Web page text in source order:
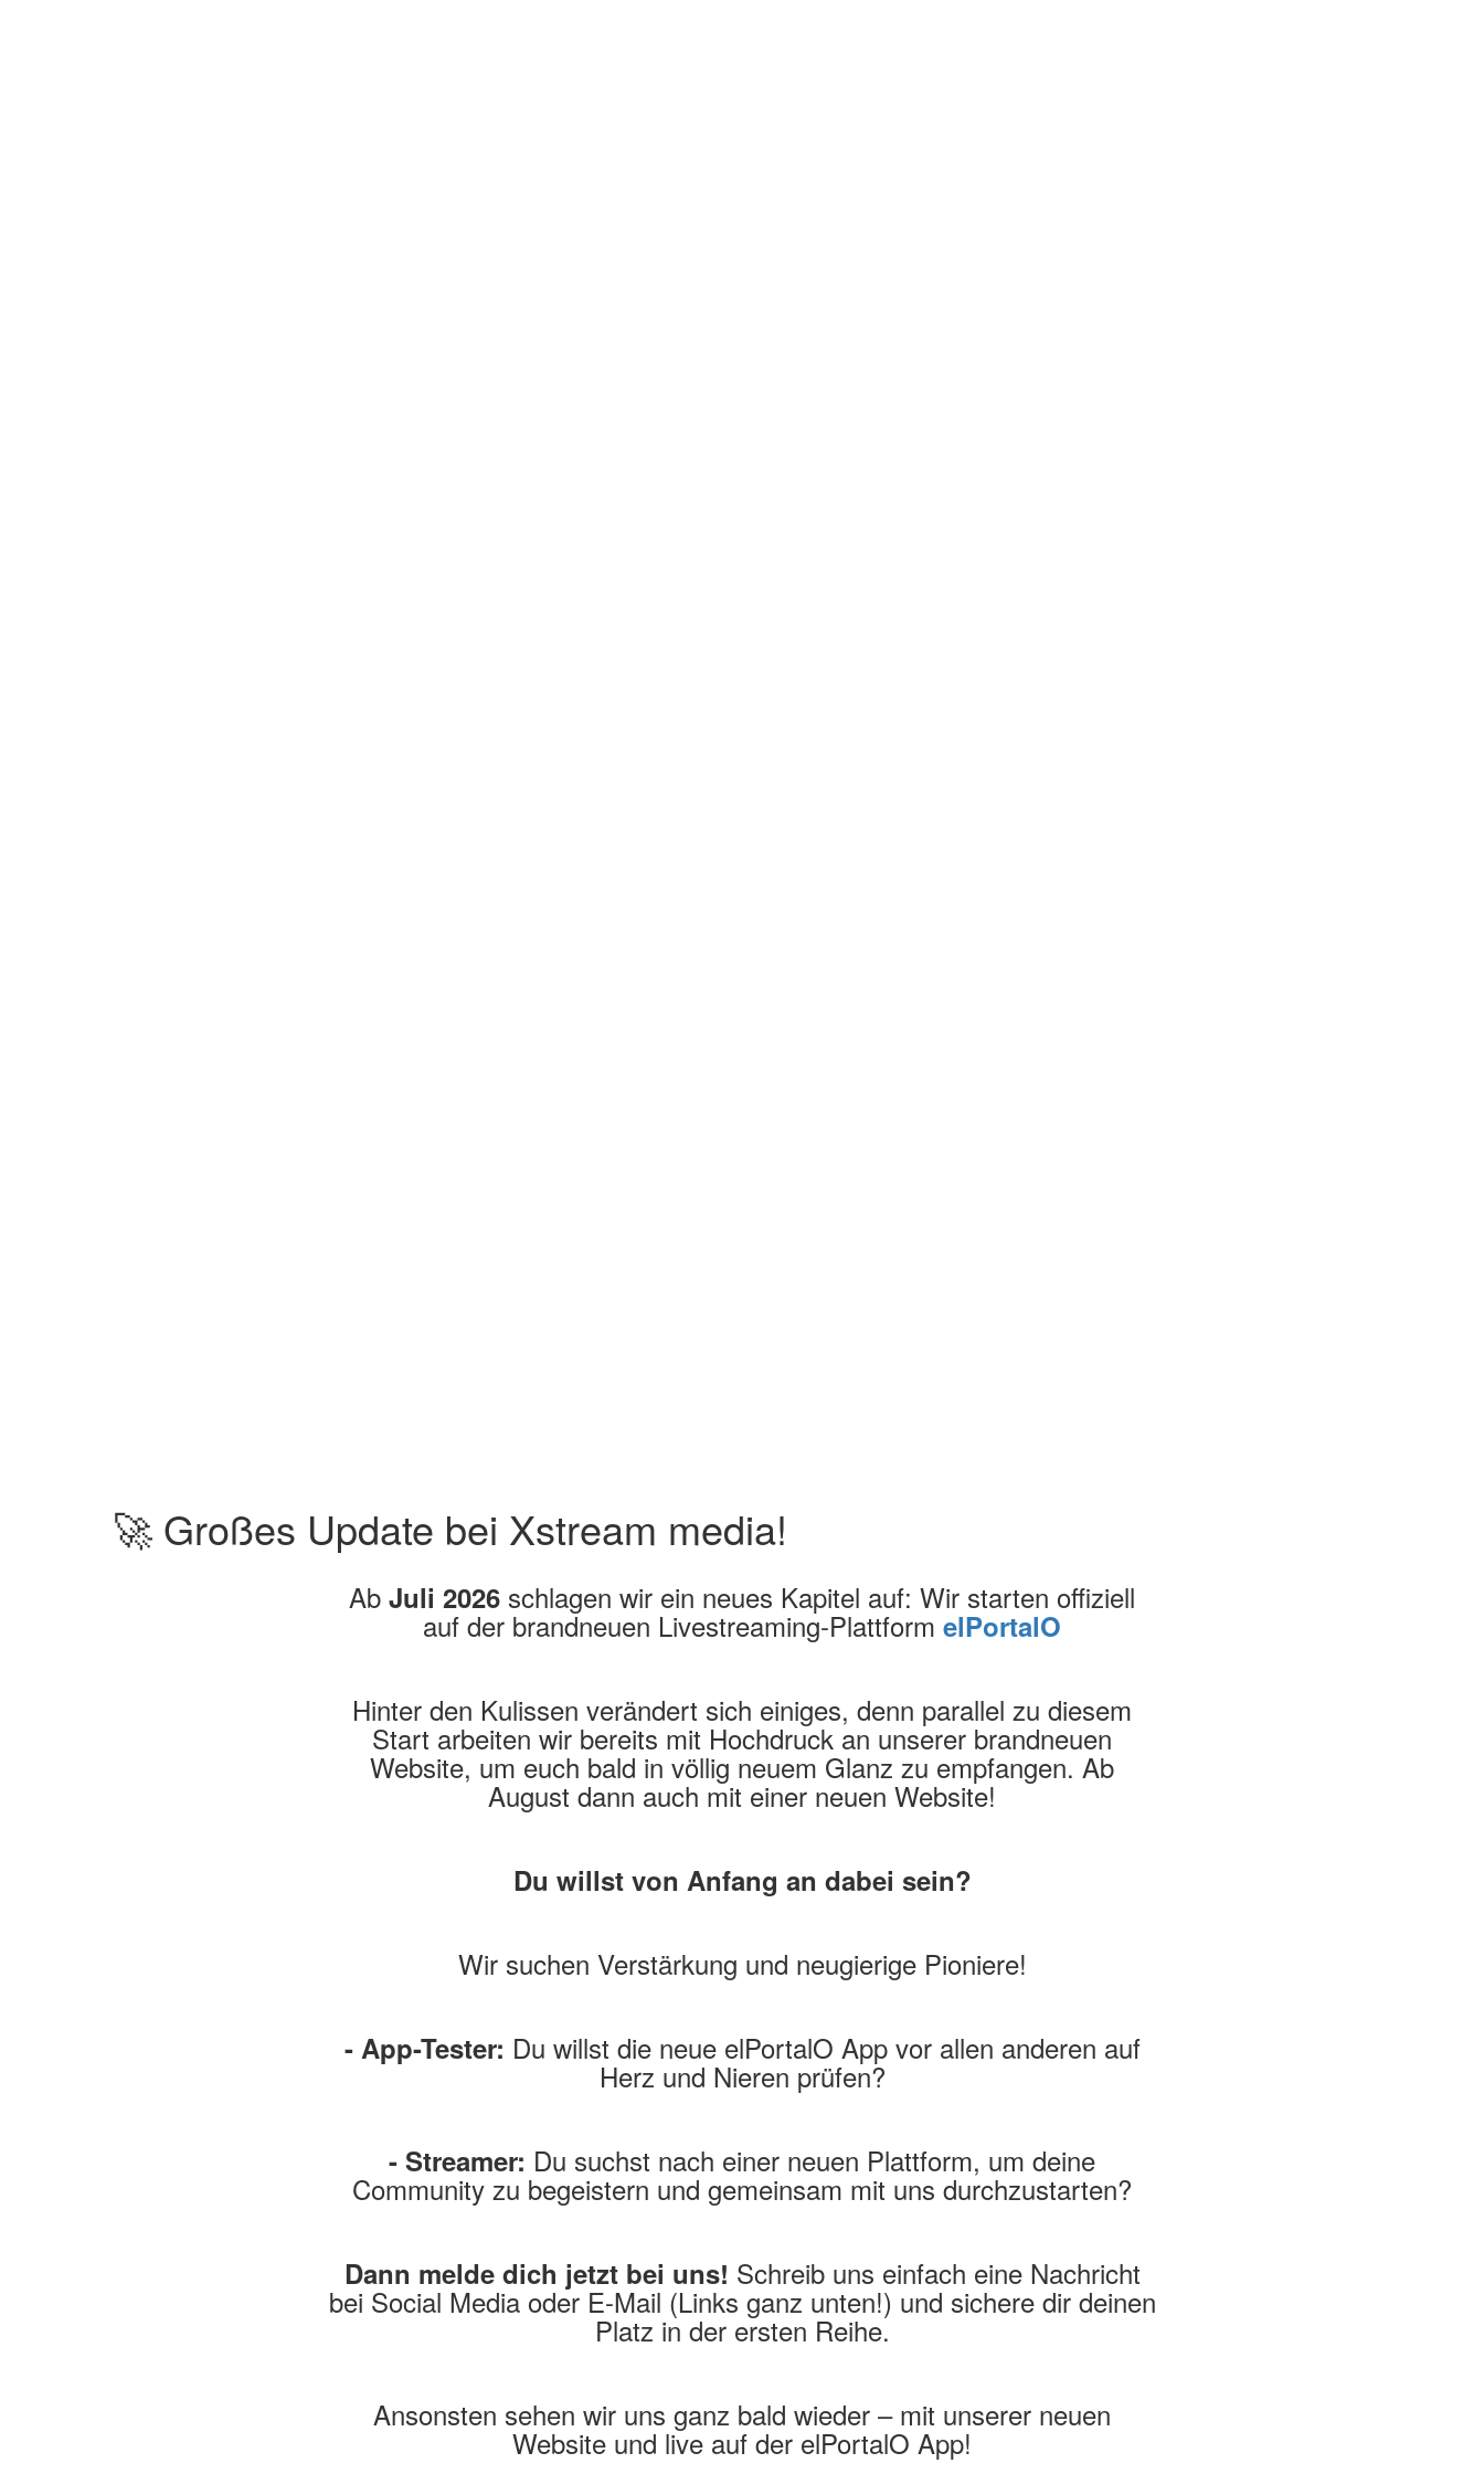
🚀 Großes Update bei Xstream media!
Ab Juli 2026 schlagen wir ein neues Kapitel auf: Wir starten offiziell
auf der brandneuen Livestreaming-Plattform elPortalO
Hinter den Kulissen verändert sich einiges, denn parallel zu diesem
Start arbeiten wir bereits mit Hochdruck an unserer brandneuen
Website, um euch bald in völlig neuem Glanz zu empfangen. Ab
August dann auch mit einer neuen Website!
Du willst von Anfang an dabei sein?
Wir suchen Verstärkung und neugierige Pioniere!
- App-Tester: Du willst die neue elPortalO App vor allen anderen auf
Herz und Nieren prüfen?
- Streamer: Du suchst nach einer neuen Plattform, um deine
Community zu begeistern und gemeinsam mit uns durchzustarten?
Dann melde dich jetzt bei uns! Schreib uns einfach eine Nachricht
bei Social Media oder E-Mail (Links ganz unten!) und sichere dir deinen
Platz in der ersten Reihe.
Ansonsten sehen wir uns ganz bald wieder – mit unserer neuen
Website und live auf der elPortalO App!